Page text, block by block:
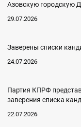
Азовскую городскую
29.07.2026
Заверены списки
24.07.2026
Партия КПРФ
заверения списка
22.07.2026